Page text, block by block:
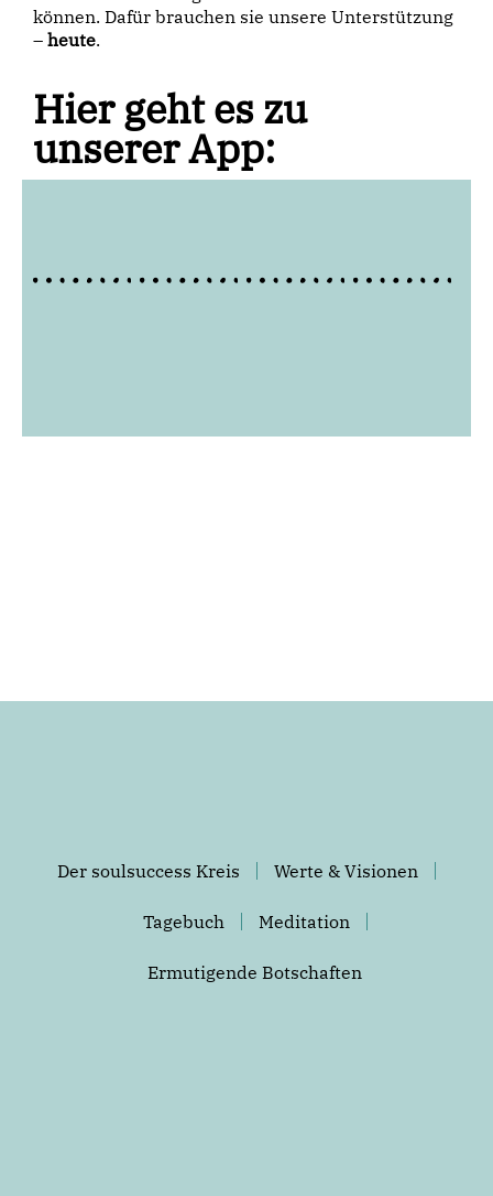
können. Dafür brauchen sie unsere Unterstützung
– heute.
Hier geht es zu
unserer App:
Der soulsuccess Kreis Werte & Visionen
Tagebuch Meditation
Ermutigende Botschaften